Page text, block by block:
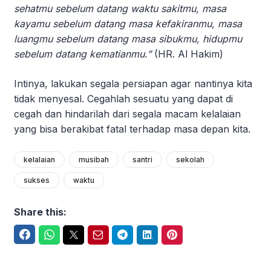
sehatmu sebelum datang waktu sakitmu, masa
kayamu sebelum datang masa kefakiranmu, masa
luangmu sebelum datang masa sibukmu, hidupmu
sebelum datang kematianmu.” (HR. Al Hakim)
Intinya, lakukan segala persiapan agar nantinya kita
tidak menyesal. Cegahlah sesuatu yang dapat di
cegah dan hindarilah dari segala macam kelalaian
yang bisa berakibat fatal terhadap masa depan kita.
kelalaian musibah santri sekolah
sukses waktu
Share this: